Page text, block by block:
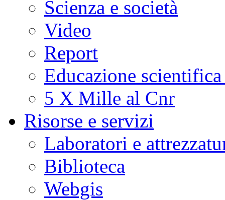
Scienza e società
Video
Report
Educazione
5 X Mille al Cnr
Risorse e servizi
Laboratori e
Biblioteca
Webgis